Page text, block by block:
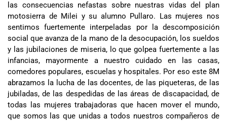
las consecuencias nefastas sobre nuestras vidas del plan
motosierra de Milei y su alumno Pullaro. Las mujeres nos
sentimos fuertemente interpeladas por la descomposición
social que avanza de la mano de la desocupación, los sueldos
y las jubilaciones de miseria, lo que golpea fuertemente a las
infancias, mayormente a nuestro cuidado en las casas,
comedores populares, escuelas y hospitales. Por eso este 8M
abrazamos la lucha de las docentes, de las piqueteras, de las
jubiladas, de las despedidas de las áreas de discapacidad, de
todas las mujeres trabajadoras que hacen mover el mundo,
que somos las que unidas a todos nuestros compañeros de